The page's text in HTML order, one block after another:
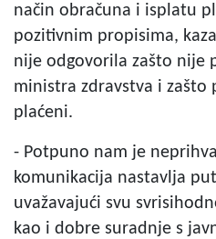
način obračuna i isplatu
pozitivnim propisima,
nije odgovorila zašto nije
ministra zdravstva i zašto
plaćeni.
- Potpuno nam je
komunikacija nastavlja
uvažavajući svu
kao i dobre suradnje s